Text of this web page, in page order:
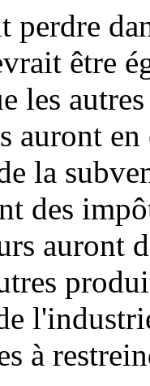
perdre
être
les
en
la
des
auront
à